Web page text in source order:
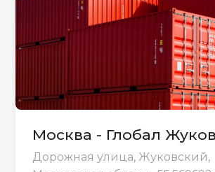
Москва - Глобал
Дорожная улица, Жуковский,